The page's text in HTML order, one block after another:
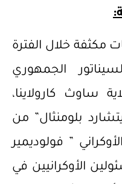
مكثفة خلال الفترة
الجمهوري
ساوث كارولاينا،
بلومنثال” من
” فولوديمير
الأوكرانيين في